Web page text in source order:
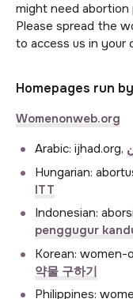
might need abortion
Please spread the
to access us in your
Homepages run
Womenonweb.org
Arabic: ijhad.org,
Hungarian:
ITT
Indonesian:
penggugur
Korean: women-
약물 구하기
Philippines: